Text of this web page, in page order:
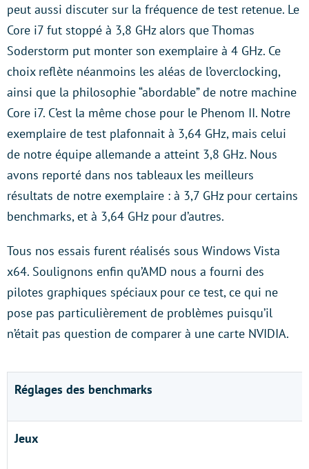
peut aussi discuter sur la fréquence de test retenue. Le
Core i7 fut stoppé à 3,8 GHz alors que Thomas
Soderstorm put monter son exemplaire à 4 GHz. Ce
choix reflète néanmoins les aléas de l’overclocking,
ainsi que la philosophie “abordable” de notre machine
Core i7. C’est la même chose pour le Phenom II. Notre
exemplaire de test plafonnait à 3,64 GHz, mais celui
de notre équipe allemande a atteint 3,8 GHz. Nous
avons reporté dans nos tableaux les meilleurs
résultats de notre exemplaire : à 3,7 GHz pour certains
benchmarks, et à 3,64 GHz pour d’autres.
Tous nos essais furent réalisés sous Windows Vista
x64. Soulignons enfin qu’AMD nous a fourni des
pilotes graphiques spéciaux pour ce test, ce qui ne
pose pas particulièrement de problèmes puisqu’il
n’était pas question de comparer à une carte NVIDIA.
Réglages des benchmarks
Jeux